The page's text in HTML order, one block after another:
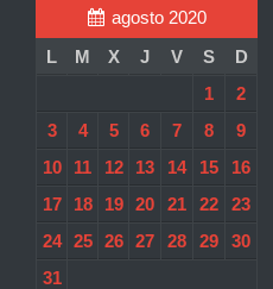
agosto 2020
L
M X J V S
D
1
2
3
4 5 6 7 8
9
10
11 12 13 14 15
16
17
18 19 20 21 22
23
24
25 26 27 28 29
30
31